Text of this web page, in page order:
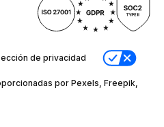
de privacidad
por Pexels, Freepik,